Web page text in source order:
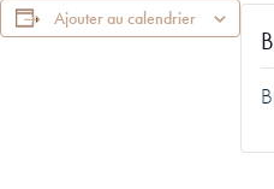
Ajouter au calendrier